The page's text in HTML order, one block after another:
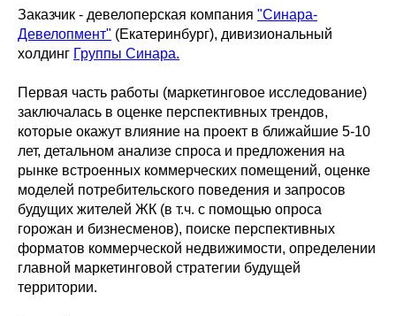
Заказчик - девелоперская компания "Синара-
Девелопмент" (Екатеринбург), дивизиональный
холдинг Группы Синара.
Первая часть работы (маркетинговое исследование)
заключалась в оценке перспективных трендов,
которые окажут влияние на проект в ближайшие 5-10
лет, детальном анализе спроса и предложения на
рынке встроенных коммерческих помещений, оценке
моделей потребительского поведения и запросов
будущих жителей ЖК (в т.ч. с помощью опроса
горожан и бизнесменов), поиске перспективных
форматов коммерческой недвижимости, определении
главной маркетинговой стратегии будущей
территории.